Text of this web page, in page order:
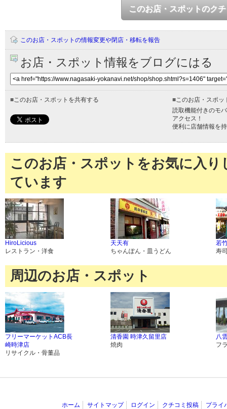
このお店・スポットのク
このお店・スポットの情報変更や閉店・移転を報告
お店・スポット情報をブログにはる
■このお店・スポットを共有する ■このお店・スポッ
読取機能付きのモ
アクセス！
便利に店舗情報を
このお店・スポットをお気に入
ています
HiroLicious
レストラン・洋食
天天有
ちゃんぽん・皿うどん
若
寿
周辺のお店・スポット
フリーマーケットACB長
崎時津店
リサイクル・骨董品
清香園 時津久留里店
焼肉
八
フ
ホーム サイトマップ ログイン クチコミ投稿 プライ